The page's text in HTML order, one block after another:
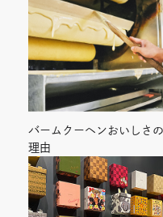
バームクーヘンおいしさの
理由